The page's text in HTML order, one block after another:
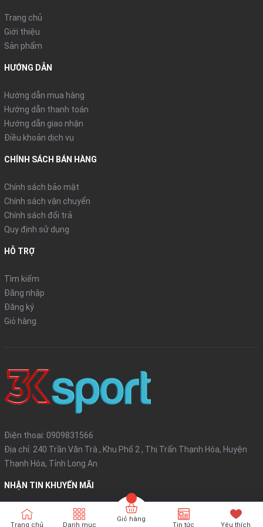
Trang chủ
Giới thiệu
Sản phẩm
HƯỚNG DẪN
Hướng dẫn mua hàng
Hướng dẫn thanh toán
Hướng dẫn giao nhận
Điều khoản dịch vụ
CHÍNH SÁCH BÁN HÀNG
Chính sách bảo mật
Chính sách vận chuyển
Chính sách đổi trả
Quy định sử dụng
HỖ TRỢ
Tìm kiếm
Đăng nhập
Đăng ký
Giỏ hàng
Điện thoại: 0909831566
Địa chỉ: 240 Trần Văn Trà , Khu Phố 2 , Thị Trấn Thạnh Hóa, Huyện
Thạnh Hóa, Tỉnh Long An
NHẬN TIN KHUYẾN MÃI
Đăng ký
Trang chủ Danh mục
Giỏ hàng
Tin tức Yêu thích